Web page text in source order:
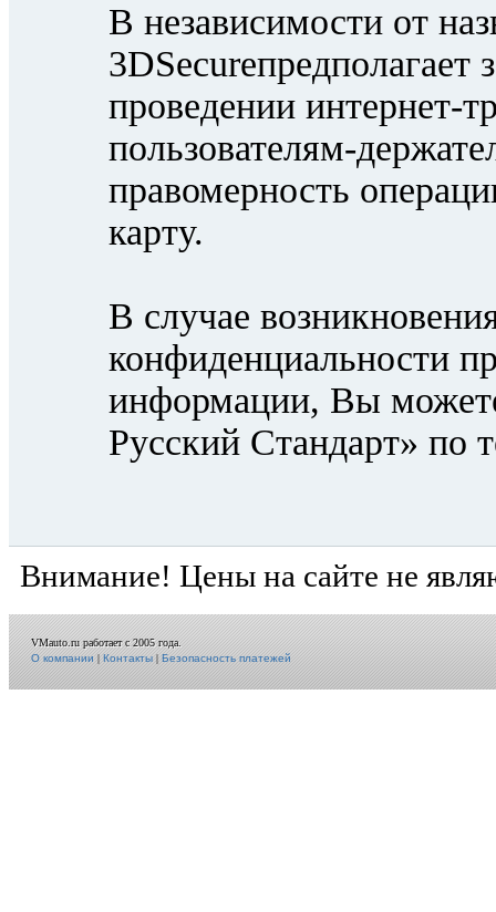
В независимости от
проведении интернет-
пользователям-
правомерность
карту.
В случае
конфиденциальности
информации, Вы
Русский Cтандарт» по
Внимание! Цены на сайте не
VMauto.ru работает с 2005 года.
О компании|Контакты|Безопасность платежей